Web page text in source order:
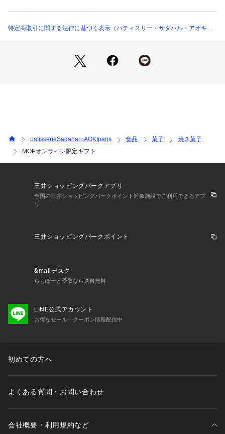
でより濃厚な味わい。
マドレーヌ シトロン ベルガモット：シトロンとベルガモット
【特定原材料28品目】
小麦・卵・乳成分・オレンジ・アーモンド
【お酒の使用有無】
【保存方法】
直射日光・高温多湿を避けて保管して下さい。
※本製品の詰め合わせ内容は季節によって異なる場合がござい
ます。
※掲載商品の仕様、デザイン等は予告なく変更する場合がござ
います。
特定商取引に関する法律に基づく表示（パティスリー・サダハル・アオキ・
patisserieSadaharuAOKIparis 食品 菓子
焼き菓子
MOPオンライン限定ギフト
三井ショッピングパークアプリ
全国の三井ショッピングパークポイント対象施設でご利用できるアプ
リ
三井ショッピングパークポイント
&mallデスク
ららぽーと受取なら送料無料
LINE公式アカウント
お得なセール・クーポン情報配信中
初めての方へ
よくある質問・お問い合わせ
会社概要・利用規約など